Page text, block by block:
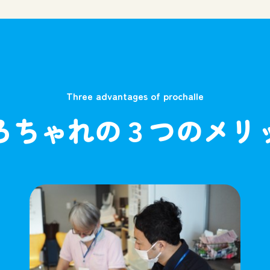
Three advantages of prochalle
ちゃれの３つのメリ